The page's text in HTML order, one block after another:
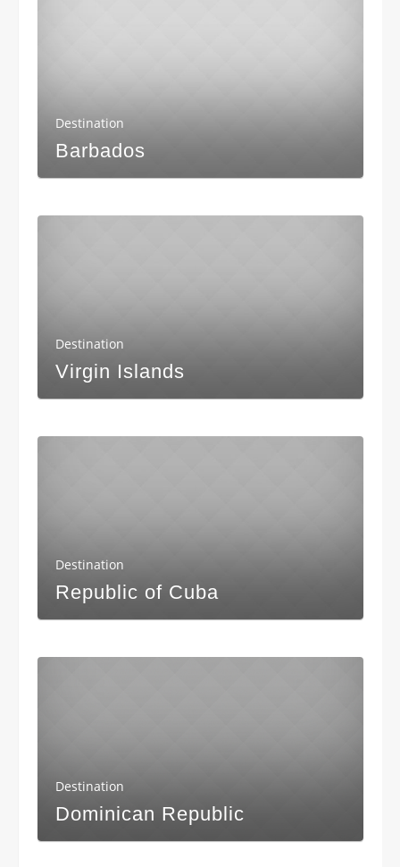
Destination
Barbados
Destination
Virgin Islands
Destination
Republic of Cuba
Destination
Dominican Republic